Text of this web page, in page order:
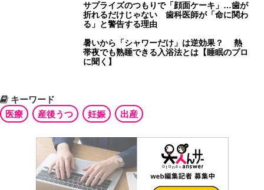
サプライズのつもりで「顔面ケーキ」…歯が
折れるだけじゃない 歯科医師が「命に関わ
る」と警告する理由
暑いから「シャワーだけ」は逆効果？ 熱
帯夜でも熟睡できる入浴法とは【睡眠のプロ
に聞く】
キーワード
医療
産後うつ 妊娠 出産